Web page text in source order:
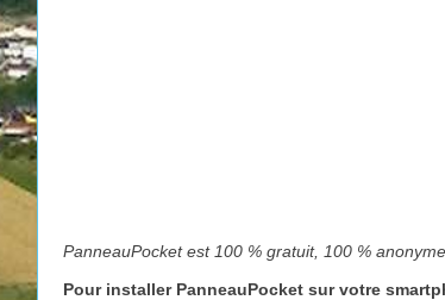
PanneauPocket est 100 % gratuit, 100 %
Pour installer PanneauPocket sur votre